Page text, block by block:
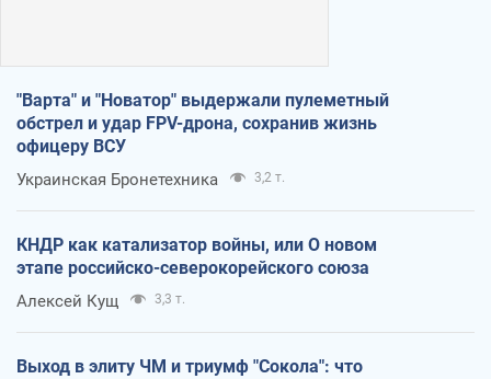
"Варта" и "Новатор" выдержали пулеметный
обстрел и удар FPV-дрона, сохранив жизнь
офицеру ВСУ
Украинская Бронетехника 3,2 т.
КНДР как катализатор войны, или О новом
этапе российско-северокорейского союза
Алексей Кущ 3,3 т.
Выход в элиту ЧМ и триумф "Сокола": что